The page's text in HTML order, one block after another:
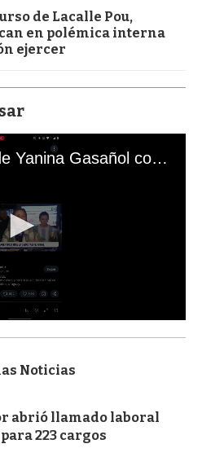
de Lacalle Pou,
en polémica interna
ejercer
El mal momento de Yanina Gasañol con un hincha argentino en "Subrayado"
Noticias
abrió llamado laboral
223 cargos